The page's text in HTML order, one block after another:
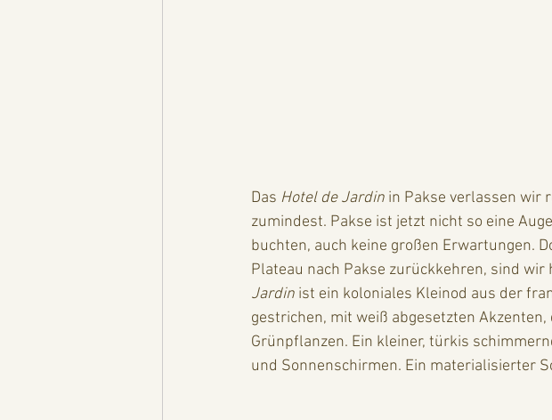
Das Hotel de Jardin in Pakse verlassen wir
zumindest. Pakse ist jetzt nicht so eine
buchten, auch keine großen Erwartungen.
Plateau nach Pakse zurückkehren, sind
Jardin ist ein koloniales Kleinod aus der
gestrichen, mit weiß abgesetzten
Grünpflanzen. Ein kleiner, türkis
und Sonnenschirmen. Ein materialisierter